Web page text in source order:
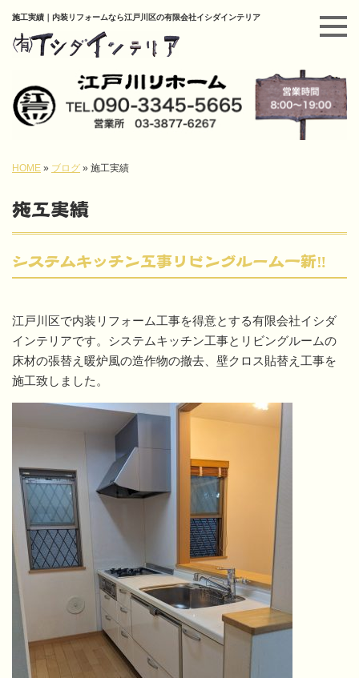
施工実績｜内装リフォームなら江戸川区の有限会社イシダインテリア
HOME » ブログ » 施工実績
施工実績
システムキッチン工事リビングルーム一新‼
江戸川区で内装リフォーム工事を得意とする有限会社イシダ
インテリアです。システムキッチン工事とリビングルームの
床材の張替え暖炉風の造作物の撤去、壁クロス貼替え工事を
施工致しました。